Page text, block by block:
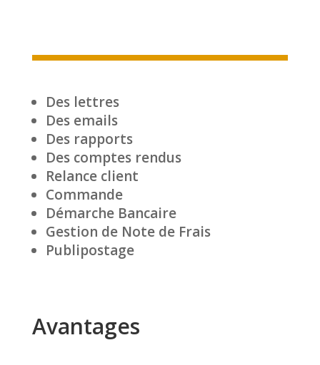
Des lettres
Des emails
Des rapports
Des comptes rendus
Relance client
Commande
Démarche Bancaire
Gestion de Note de Frais
Publipostage
Avantages